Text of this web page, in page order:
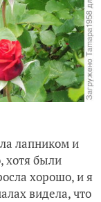
лапником и
хотя были
хорошо, и я
видела, что